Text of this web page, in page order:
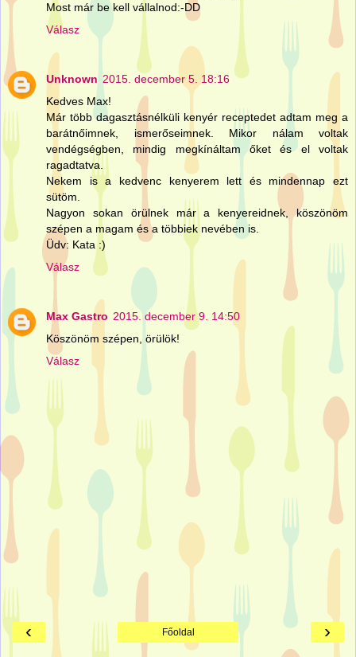
Most már be kell vállalnod:-DD
Válasz
Unknown 2015. december 5. 18:16
Kedves Max!
Már több dagasztásnélküli kenyér receptedet adtam meg a
barátnőimnek, ismerőseimnek. Mikor nálam voltak
vendégségben, mindig megkínáltam őket és el voltak
ragadtatva.
Nekem is a kedvenc kenyerem lett és mindennap ezt
sütöm.
Nagyon sokan örülnek már a kenyereidnek, köszönöm
szépen a magam és a többiek nevében is.
Üdv: Kata :)
Válasz
Max Gastro 2015. december 9. 14:50
Köszönöm szépen, örülök!
Válasz
‹ ›
Főoldal